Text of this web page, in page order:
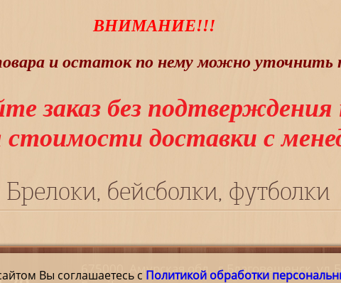
ВНИМАНИЕ!!!
и остаток по нему можно уточнить
заказ без
стоимости доставки с
Брелоки, бейсболки, футболки
Вы соглашаетесь с Политикой обработки
675000, Амурская обл., г.Благовещенск,